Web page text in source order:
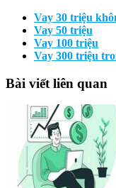
Vay 30 triệu
Vay 50 triệu
Vay 100 triệu
Vay 300 triệu
Bài viết liên quan